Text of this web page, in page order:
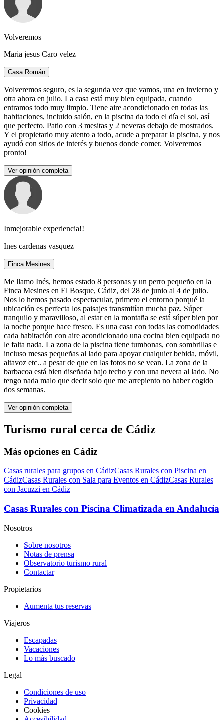
Volveremos
Maria jesus Caro velez
Casa Román
Volveremos seguro, es la segunda vez que vamos, una en invierno y
otra ahora en julio. La casa está muy bien equipada, cuando
entramos todo muy limpio. Tiene aire acondicionado en todas las
habitaciones, incluido salón, en la piscina da todo el día el sol, así
que perfecto. Patio con 3 mesitas y 2 neveras debajo de mostrados.
Y el propietario muy atento a todo, acude a preparar la piscina, y nos
ayudó con sitios de interés y buenos donde comer. Volveremos
pronto!
Ver opinión completa
Inmejorable experiencia!!
Ines cardenas vasquez
Finca Mesines
Me llamo Inés, hemos estado 8 personas y un perro pequeño en la
Finca Mesines en El Bosque, Cádiz, del 28 de junio al 4 de julio.
Nos lo hemos pasado espectacular, primero el entorno porqué la
ubicación es perfecta los paisajes transmitían mucha paz. Súper
tranquilo y maravilloso, al estar en la montaña se está súper bien por
la noche porque hace fresco. Es una casa con todas las comodidades
cada habitación con aire acondicionado una cocina bien equipada no
le falta nada. La zona de la piscina tiene tumbonas, con sombrillas e
incluso mesas pequeñas al lado para apoyar cualquier bebida, móvil,
altavoz etc.. a pesar de que en las fotos no se vean. La zona de la
barbacoa está bien diseñada bajo techo y con una nevera al lado. No
tengo nada malo que decir solo que me arrepiento no haber cogido
dos semanas.
Ver opinión completa
Turismo rural cerca de Cádiz
Más opciones en Cádiz
Casas rurales para grupos en CádizCasas Rurales con Piscina en
CádizCasas Rurales con Sala para Eventos en CádizCasas Rurales
con Jacuzzi en Cádiz
Casas Rurales con Piscina Climatizada en Andalucía
Nosotros
Sobre nosotros
Notas de prensa
Observatorio turismo rural
Contactar
Propietarios
Aumenta tus reservas
Viajeros
Escapadas
Vacaciones
Lo más buscado
Legal
Condiciones de uso
Privacidad
Cookies